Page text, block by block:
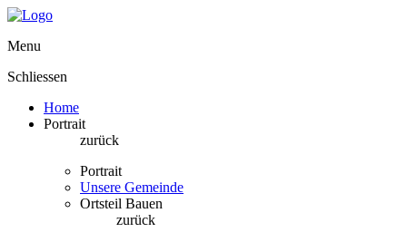
Menu
Schliessen
Home
Portrait
zurück
Portrait
Unsere Gemeinde
Ortsteil Bauen
zurück